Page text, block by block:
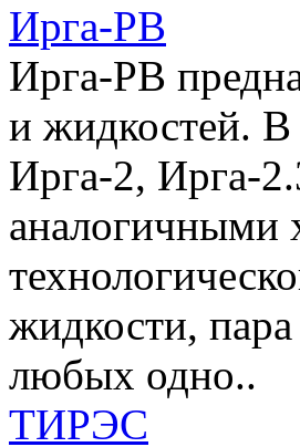
Ирга-РВ
Ирга-РВ
и жидкостей. В
Ирга-2, Ирга-
аналогичными
жидкости,
любых одно..
ТИРЭС